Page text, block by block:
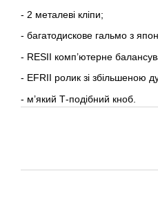
- 2 металеві кліпи;
- багатодискове гальмо з
- RESII комп’ютерне
- EFRII ролик зі збільшеною
- м’який Т-подібний кноб.